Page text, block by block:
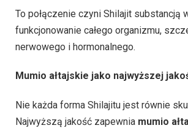
To połączenie czyni Shilajit substancją
funkcjonowanie całego organizmu,
nerwowego i hormonalnego.
Mumio ałtajskie jako najwyższej
Nie każda forma Shilajitu jest równie
Najwyższą jakość zapewnia mumio